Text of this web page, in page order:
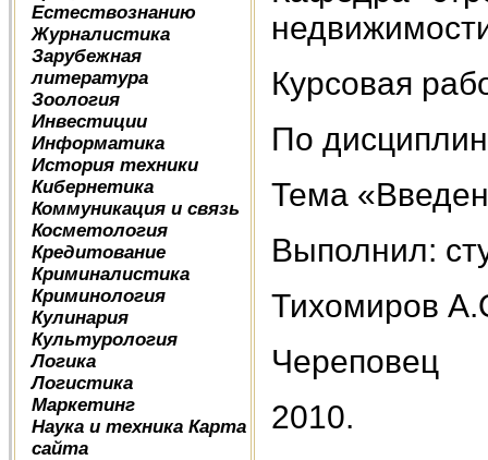
Естествознанию
Журналистика
Зарубежная
литература
Зоология
Инвестиции
Информатика
История техники
Кибернетика
Коммуникация и связь
Косметология
Кредитование
Криминалистика
Криминология
Кулинария
Культурология
Логика
Логистика
Маркетинг
Наука и техника Карта
сайта
Курсовая
По
Тема
Выполнил:
Тихомиров
Череповец
2010.